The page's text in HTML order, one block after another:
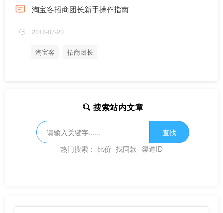
淘宝客招商团长新手操作指南
2018-07-20
淘宝客 招商团长
搜索站内文章
查找
热门搜索： 比价 找同款 渠道ID